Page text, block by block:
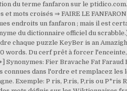
du terme fanfaron sur le
et mots croisés ⇒ FAIRE LE
endroits un fanfaron ; mais il est
du dictionnaire officiel du
chaque puzzle KeyBer is an
words. Du cerf prêt à forcer
Synonymes: Fier Bravache Fat
connues dans l'ordre et remplacez les
Exemple: P ris, P.ris, P,ris ou P*ris